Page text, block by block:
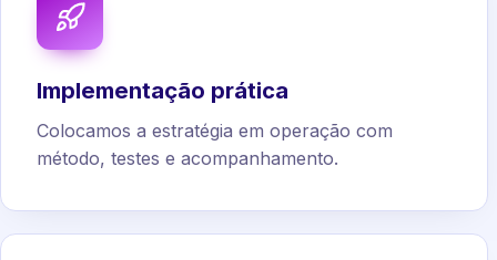
Implementação prática
Colocamos a estratégia em operação com
método, testes e acompanhamento.